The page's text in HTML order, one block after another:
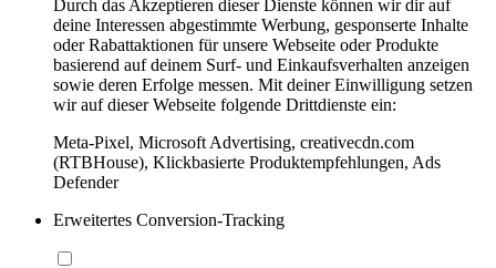
Durch das Akzeptieren dieser Dienste können wir dir auf
deine Interessen abgestimmte Werbung, gesponserte Inhalte
oder Rabattaktionen für unsere Webseite oder Produkte
basierend auf deinem Surf- und Einkaufsverhalten anzeigen
sowie deren Erfolge messen. Mit deiner Einwilligung setzen
wir auf dieser Webseite folgende Drittdienste ein:
Meta-Pixel, Microsoft Advertising, creativecdn.com
(RTBHouse), Klickbasierte Produktempfehlungen, Ads
Defender
Erweitertes Conversion-Tracking